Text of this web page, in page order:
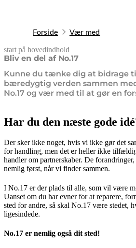
Forside Vær med
start på hovedindhold
Bliv en del af No.17
Kunne du tænke dig at bidrage
bæredygtig verden sammen
No.17 og vær med til at gør en
senest opdateret 11. marts 2026
Har du den næste gode
Der sker ikke noget, hvis vi ikke gør det
for handling, men det er heller ikke
handler om partnerskaber. De
nemlig først, når vi finder sammen.
I No.17 er der plads til alle, som vil være
Uanset om du har evner for at reparere,
sted for andre, så skal No.17 være stedet,
ligesindede.
No.17 er nemlig også dit sted!